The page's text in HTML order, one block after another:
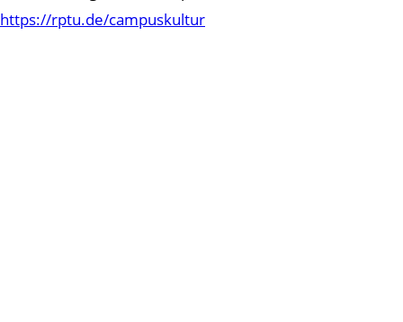
https://rptu.de/campuskultur